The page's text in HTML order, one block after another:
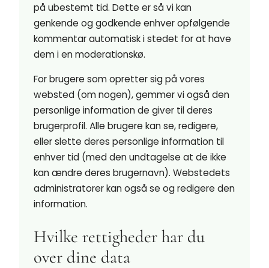
på ubestemt tid. Dette er så vi kan
genkende og godkende enhver opfølgende
kommentar automatisk i stedet for at have
dem i en moderationskø.
For brugere som opretter sig på vores
websted (om nogen), gemmer vi også den
personlige information de giver til deres
brugerprofil. Alle brugere kan se, redigere,
eller slette deres personlige information til
enhver tid (med den undtagelse at de ikke
kan ændre deres brugernavn). Webstedets
administratorer kan også se og redigere den
information.
Hvilke rettigheder har du
over dine data